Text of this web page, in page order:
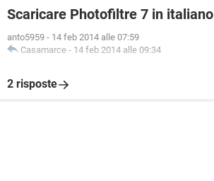
Scaricare Photofiltre 7 in italiano
anto5959 - 14 feb 2014 alle 07:59
Casamarce - 14 feb 2014 alle 09:34
2 risposte